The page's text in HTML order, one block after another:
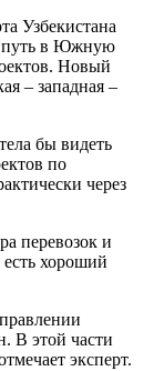
Узбекистана
путь в Южную
Новый
– западная –
бы видеть
по
через
перевозок и
хороший
В этой части
эксперт.